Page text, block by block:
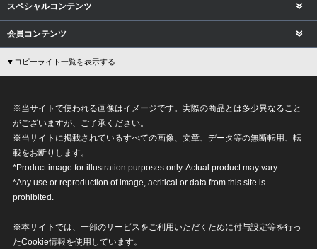
スペシャルコンテンツ
会員コンテンツ
▼コピーライト一覧を表示する
※当サイトで使われる画像はイメージです。実際の商品とは多少異なること
がございますが、ご了承ください。
※当サイトに掲載されているすべての画像、文章、データ等の無断転用、転
載をお断りします。
*Product image for illustration purposes only. Actual product may vary.
*Any use or reproduction of image, acritical or data from this site is
prohibited.
※本サイトでは、一部のサービスをご利用いただくために付与設定等を行っ
たCookie情報を使用しています。